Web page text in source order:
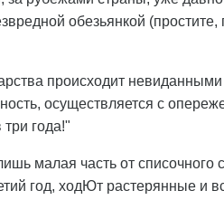
обезьянкой
происходит
осуществляется с
года!"
малая часть от списочного
год, ходЮт растерянные и